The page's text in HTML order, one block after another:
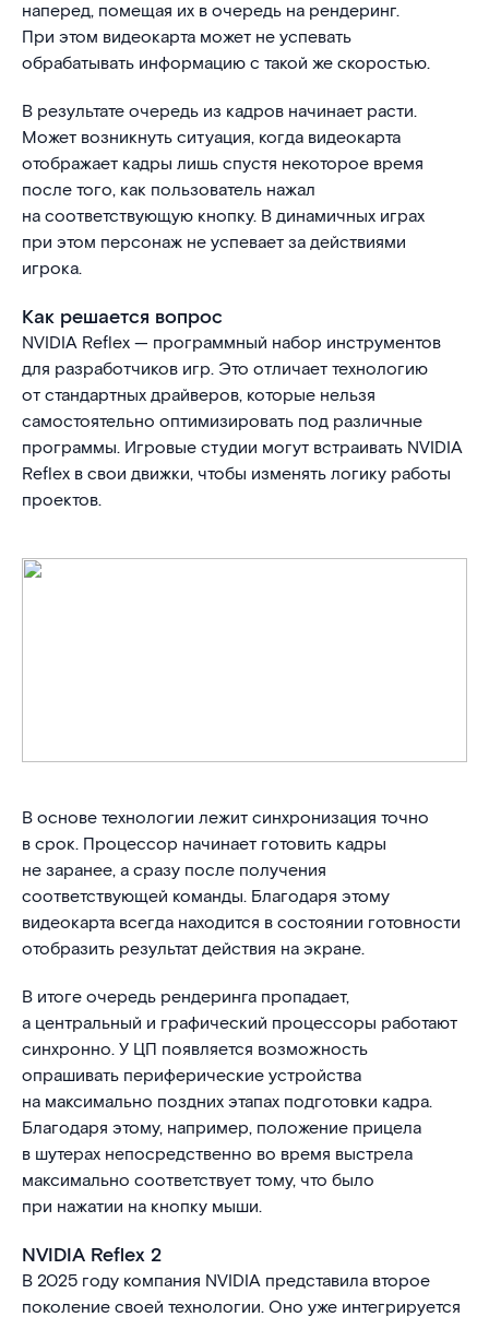
наперед, помещая их в очередь на рендеринг.
При этом видеокарта может не успевать
обрабатывать информацию с такой же скоростью.
В результате очередь из кадров начинает расти.
Может возникнуть ситуация, когда видеокарта
отображает кадры лишь спустя некоторое время
после того, как пользователь нажал
на соответствующую кнопку. В динамичных играх
при этом персонаж не успевает за действиями
игрока.
Как решается вопрос
NVIDIA Reflex — программный набор инструментов
для разработчиков игр. Это отличает технологию
от стандартных драйверов, которые нельзя
самостоятельно оптимизировать под различные
программы. Игровые студии могут встраивать NVIDIA
Reflex в свои движки, чтобы изменять логику работы
проектов.
В основе технологии лежит синхронизация точно
в срок. Процессор начинает готовить кадры
не заранее, а сразу после получения
соответствующей команды. Благодаря этому
видеокарта всегда находится в состоянии готовности
отобразить результат действия на экране.
В итоге очередь рендеринга пропадает,
а центральный и графический процессоры работают
синхронно. У ЦП появляется возможность
опрашивать периферические устройства
на максимально поздних этапах подготовки кадра.
Благодаря этому, например, положение прицела
в шутерах непосредственно во время выстрела
максимально соответствует тому, что было
при нажатии на кнопку мыши.
NVIDIA Reflex 2
В 2025 году компания NVIDIA представила второе
поколение своей технологии. Оно уже интегрируется